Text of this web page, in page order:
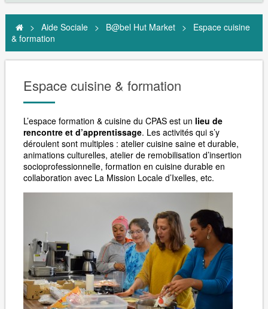
> Aide Sociale > B@bel Hut Market >
Espace cuisine
& formation
Espace cuisine & formation
L’espace formation & cuisine du CPAS est un lieu de
rencontre et d’apprentissage. Les activités qui s’y
déroulent sont multiples : atelier cuisine saine et durable,
animations culturelles, atelier de remobilisation d’insertion
socioprofessionnelle, formation en cuisine durable en
collaboration avec La Mission Locale d’Ixelles, etc.